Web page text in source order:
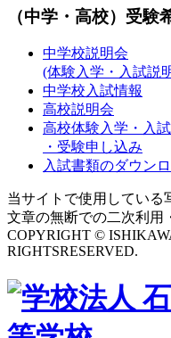
（中学・高校）受験
中学校説明会
(体験入学・入試説
中学校入試情報
高校説明会
高校体験入学・入
・受験申し込み
入試書類のダウン
当サイトで使用している
文章の無断での二次利用
COPYRIGHT ©
RIGHTSRESERVED.